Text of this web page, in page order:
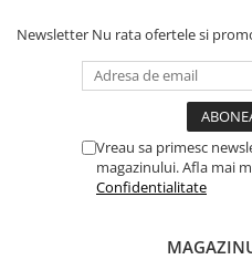
Newsletter Nu rata ofertele si
Vreau sa primesc
magazinului. Afla mai
Confidentialitate